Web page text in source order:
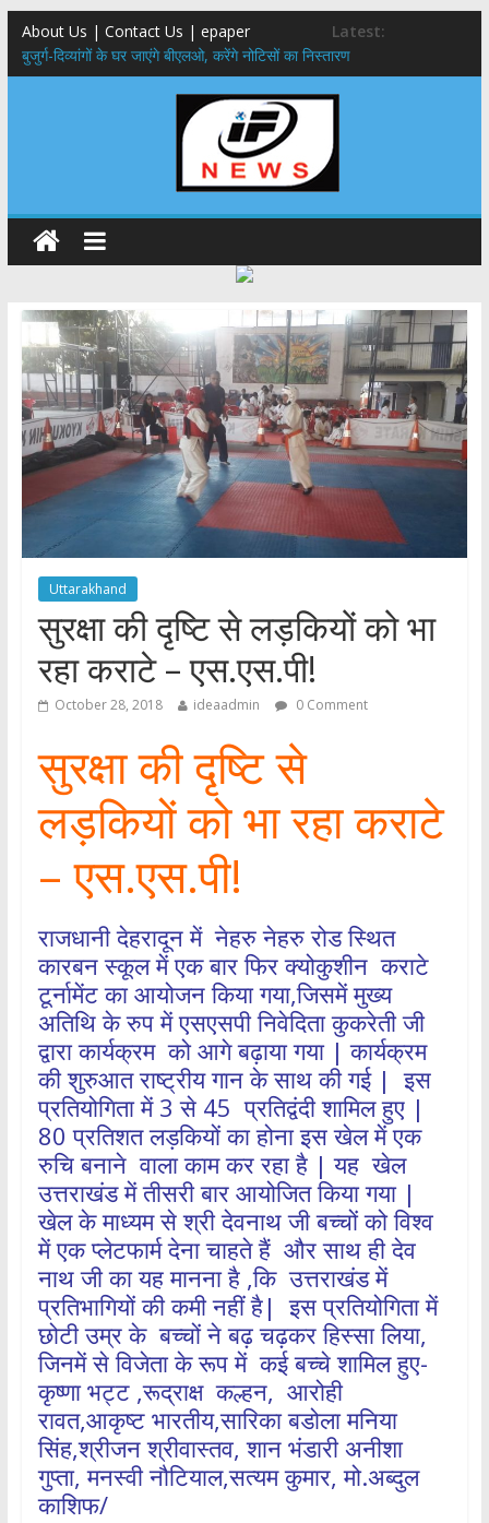
About Us | Contact Us | epaper
Latest:
बुजुर्ग-दिव्यांगों के घर जाएंगे बीएलओ, करेंगे नोटिसों का निस्तारण
24×7 अलर्ट मोड में रहें अधिकारी-मुख्य सचिव मानसून-एसईओसी से मुख्य सचिव ने
की विस्तृत समीक्षा कहा-बंद सड़कों को शीघ्र खोला जाए, लोगों को न हो दिक्कत
459 करोड़ से एचएनबी गढ़वाल विश्वविद्यालय में अनुसंधान संरचना होगी सुदृढ,उच्च
शिक्षा मंत्री धन सिंह रावत ने नवनियुक्त केन्द्रीय शिक्षा मंत्री से की मुलाकात
मुख्यमंत्री से महानिदेशक एनसीसी ने की शिष्टाचार भेंट,उत्तराखण्ड में एनसीसी के
विस्तार एवं आधुनिक आधारभूत संरचना के विकास पर हुई महत्वपूर्ण चर्चा
एमडीडीए बोर्ड बैठक, देहरादून और मसूरी के विकास के लिए 25 बड़े प्रस्तावों को मिली
हरी झंडी
Uttarakhand
सुरक्षा की दृष्टि से लड़कियों को भा
रहा कराटे – एस.एस.पी!
October 28, 2018 ideaadmin 0 Comment
सुरक्षा की दृष्टि से
लड़कियों को भा रहा कराटे
– एस.एस.पी!
राजधानी देहरादून में नेहरु नेहरु रोड स्थित
कारबन स्कूल में एक बार फिर क्योकुशीन कराटे
टूर्नामेंट का आयोजन किया गया,जिसमें मुख्य
अतिथि के रुप में एसएसपी निवेदिता कुकरेती जी
द्वारा कार्यक्रम को आगे बढ़ाया गया | कार्यक्रम
की शुरुआत राष्ट्रीय गान के साथ की गई | इस
प्रतियोगिता में 3 से 45 प्रतिद्वंदी शामिल हुए |
80 प्रतिशत लड़कियों का होना इस खेल में एक
रुचि बनाने वाला काम कर रहा है | यह खेल
उत्तराखंड में तीसरी बार आयोजित किया गया |
खेल के माध्यम से श्री देवनाथ जी बच्चों को विश्व
में एक प्लेटफार्म देना चाहते हैं और साथ ही देव
नाथ जी का यह मानना है ,कि उत्तराखंड में
प्रतिभागियों की कमी नहीं है| इस प्रतियोगिता में
छोटी उम्र के बच्चों ने बढ़ चढ़कर हिस्सा लिया,
जिनमें से विजेता के रूप में कई बच्चे शामिल हुए-
कृष्णा भट्ट ,रूद्राक्ष कल्हन, आरोही
रावत,आकृष्ट भारतीय,सारिका बडोला मनिया
सिंह,श्रीजन श्रीवास्तव, शान भंडारी अनीशा
गुप्ता, मनस्वी नौटियाल,सत्यम कुमार, मो.अब्दुल
काशिफ/